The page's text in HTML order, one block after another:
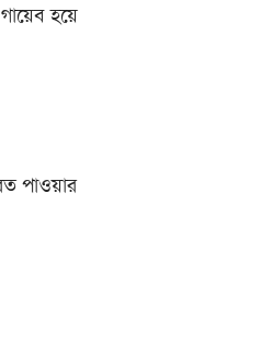
হয়ে
পাওয়ার